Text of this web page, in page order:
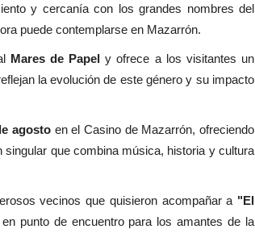
y cercanía con los grandes nombres del
puede contemplarse en Mazarrón.
Mares de Papel y ofrece a los visitantes un
la evolución de este género y su impacto
agosto en el Casino de Mazarrón, ofreciendo
que combina música, historia y cultura
vecinos que quisieron acompañar a "El
punto de encuentro para los amantes de la